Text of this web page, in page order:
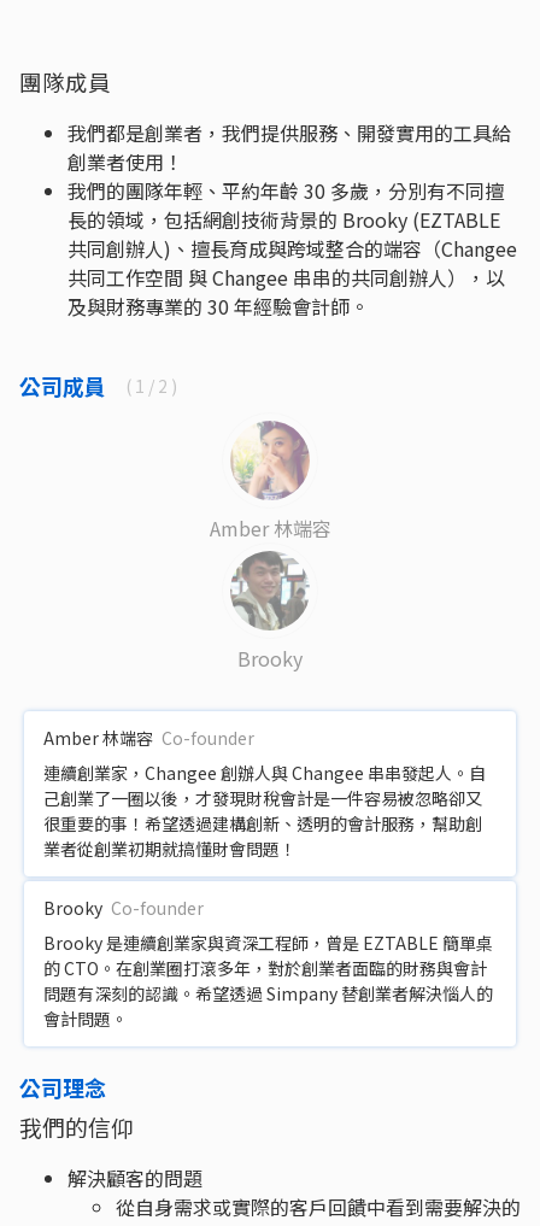
團隊成員
我們都是創業者，我們提供服務、開發實用的工具給
創業者使用！
我們的團隊年輕、平約年齡 30 多歲，分別有不同擅
長的領域，包括網創技術背景的 Brooky (EZTABLE
共同創辦人)、擅長育成與跨域整合的端容（Changee
共同工作空間 與 Changee 串串的共同創辦人），以
及與財務專業的 30 年經驗會計師。
公司成員 ( 1 / 2 )
Amber 林端容
Brooky
Amber 林端容 Co-founder
連續創業家，Changee 創辦人與 Changee 串串發起人。自
己創業了一圈以後，才發現財稅會計是一件容易被忽略卻又
很重要的事！希望透過建構創新、透明的會計服務，幫助創
業者從創業初期就搞懂財會問題！
Brooky Co-founder
Brooky 是連續創業家與資深工程師，曾是 EZTABLE 簡單桌
的 CTO。在創業圈打滾多年，對於創業者面臨的財務與會計
問題有深刻的認識。希望透過 Simpany 替創業者解決惱人的
會計問題。
公司理念
我們的信仰
解決顧客的問題
從自身需求或實際的客戶回饋中看到需要解決的